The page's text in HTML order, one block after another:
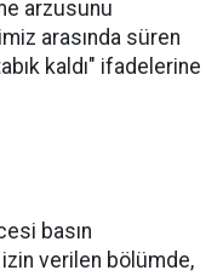
arzusunu
arasında süren
kaldı" ifadelerine
basın
izin verilen bölümde,